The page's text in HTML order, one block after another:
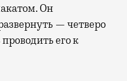
Он
— четверо
его к